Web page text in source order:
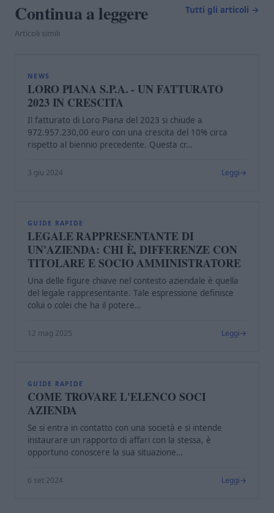
Continua a leggere
Articoli simili
Tutti gli articoli →
NEWS
LORO PIANA S.P.A. - UN FATTURATO
2023 IN CRESCITA
Il fatturato di Loro Piana del 2023 si chiude a
972.957.230,00 euro con una crescita del 10% circa
rispetto al biennio precedente. Questa cr…
3 giu 2024 Leggi
GUIDE RAPIDE
LEGALE RAPPRESENTANTE DI
UN'AZIENDA: CHI È, DIFFERENZE CON
TITOLARE E SOCIO AMMINISTRATORE
Una delle figure chiave nel contesto aziendale è quella
del legale rappresentante. Tale espressione definisce
colui o colei che ha il potere…
12 mag 2025 Leggi
GUIDE RAPIDE
COME TROVARE L'ELENCO SOCI
AZIENDA
Se si entra in contatto con una società e si intende
instaurare un rapporto di affari con la stessa, è
opportuno conoscere la sua situazione…
6 set 2024 Leggi